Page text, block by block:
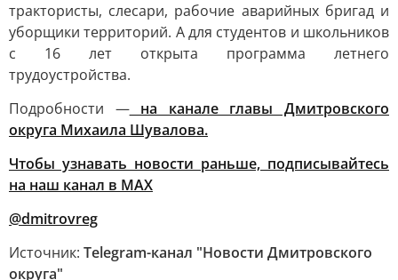
трактористы, слесари, рабочие аварийных бригад и
уборщики территорий. А для студентов и школьников
с 16 лет открыта программа летнего
трудоустройства.
Подробности —на канале главы Дмитровского
округа Михаила Шувалова.
Чтобы узнавать новости раньше, подписывайтесь
на наш канал в МАХ
@dmitrovreg
Источник: Telegram-канал "Новости Дмитровского
округа"